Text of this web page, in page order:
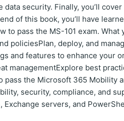
security. Finally, you’ll
of this book, you’ll have
pass the MS-101 exam. What
policiesPlan, deploy, and
and features to enhance your
managementExplore best
the Microsoft 365 Mobility
security, compliance, and
servers, and